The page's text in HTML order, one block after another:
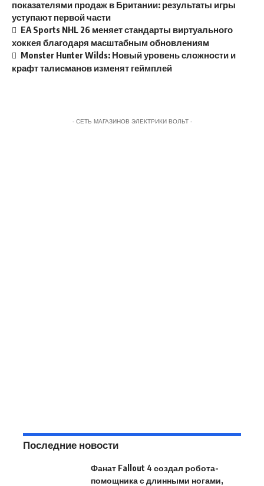
показателями продаж в Британии: результаты игры
уступают первой части
EA Sports NHL 26 меняет стандарты виртуального
хоккея благодаря масштабным обновлениям
Monster Hunter Wilds: Новый уровень сложности и
крафт талисманов изменят геймплей
- СЕТЬ МАГАЗИНОВ ЭЛЕКТРИКИ ВОЛЬТ -
Последние новости
Фанат Fallout 4 создал робота-
помощника с длинными ногами,